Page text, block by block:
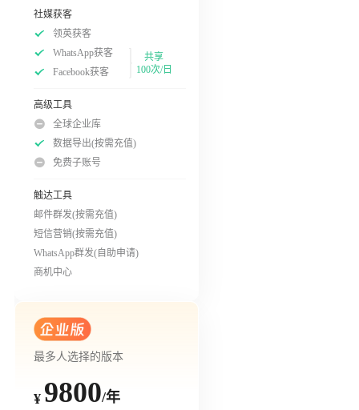
社媒获客
领英获客
WhatsApp获客
Facebook获客
共享
100次/日
高级工具
全球企业库
数据导出(按需充值)
免费子账号
触达工具
邮件群发(按需充值)
短信营销(按需充值)
WhatsApp群发(自助申请)
商机中心
最多人选择的版本
¥ 9800/年